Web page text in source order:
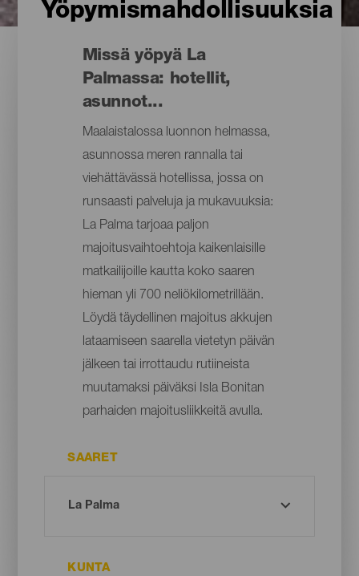
Yöpymismahdollisuuksia
Missä yöpyä La
Palmassa: hotellit,
asunnot...
Maalaistalossa luonnon helmassa,
asunnossa meren rannalla tai
viehättävässä hotellissa, jossa on
runsaasti palveluja ja mukavuuksia:
La Palma tarjoaa paljon
majoitusvaihtoehtoja kaikenlaisille
matkailijoille kautta koko saaren
hieman yli 700 neliökilometrillään.
Löydä täydellinen majoitus akkujen
lataamiseen saarella vietetyn päivän
jälkeen tai irrottaudu rutiineista
muutamaksi päiväksi Isla Bonitan
parhaiden majoitusliikkeitä avulla.
SAARET
KUNTA